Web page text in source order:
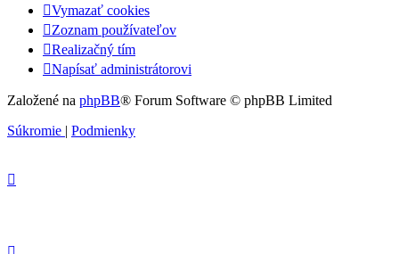
Vymazať cookies
Zoznam používateľov
Realizačný tím
Napísať administrátorovi
Založené na phpBB® Forum Software © phpBB Limited
Súkromie | Podmienky